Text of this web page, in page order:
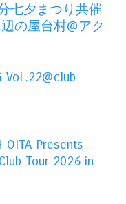
七夕まつり共催
の屋台村@アク
VoL.22@club
OITA Presents
Tour 2026 in